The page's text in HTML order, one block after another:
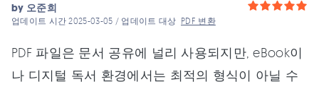
by 오준희
업데이트 시간 2025-03-05 / 업데이트 대상 PDF 변환
PDF 파일은 문서 공유에 널리 사용되지만, eBook이
나 디지털 독서 환경에서는 최적의 형식이 아닐 수